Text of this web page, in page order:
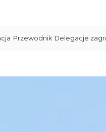
Przewodnik Delegacje